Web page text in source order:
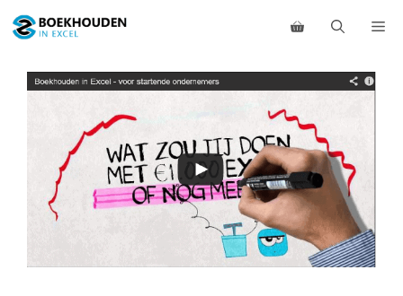
naar
inhoud